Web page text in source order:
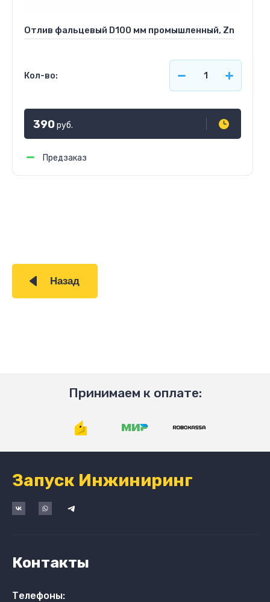
Отлив фальцевый D100 мм промышленный, Zn
Кол-во:
390руб.
Предзаказ
Назад
Принимаем к оплате:
Запуск Инжиниринг
Контакты
Телефоны: